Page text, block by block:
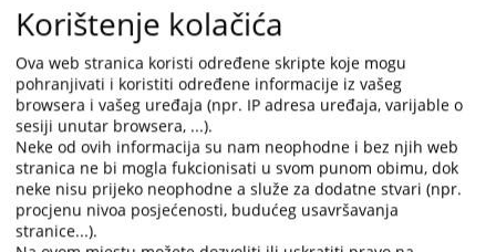
jezike nalazi se u Sudu), potreban broj kopija isprava
koju želite ovjeriti.
Nakon što ste pribavili isprave: donesite ih u Sud i
javite se na info pult (portirnicu) za uputstva, sačekajte
da posao obave stranke koje su došle prije Vas, a zatim
dokumenta predajte referentu pisarnice/pisarne. Za
svaku ovjeru plaća se sudska taksa koja se određuje po
vrsti ovjere, a informaciju o visini takse dobit ćete od
referenta, ukoliko ste punomoćnik, a punomoć je
Korištenje kolačića
Ova web stranica koristi određene skripte koje mogu
pohranjivati i koristiti određene informacije iz vašeg
browsera i vašeg uređaja (npr. IP adresa uređaja, varijable o
sesiji unutar browsera, ...).
Neke od ovih informacija su nam neophodne i bez njih web
stranica ne bi mogla fukcionisati u svom punom obimu, dok
neke nisu prijeko neophodne a služe za dodatne stvari (npr.
procjenu nivoa posjećenosti, budućeg usavršavanja
stranice...).